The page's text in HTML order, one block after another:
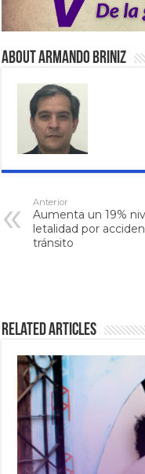
About Armando Briniz
Anterior
Aumenta un 19%
letalidad por
tránsito
Related Articles